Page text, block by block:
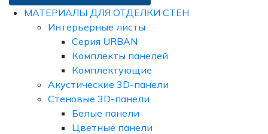
МАТЕРИАЛЫ ДЛЯ ОТДЕЛКИ СТЕН
Интерьерные листы
Серия URBAN
Комплекты панелей
Комплектующие
Акустические 3D-панели
Стеновые 3D-панели
Белые панели
Цветные панели